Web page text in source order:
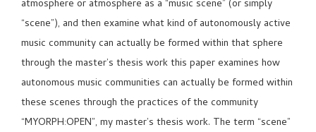
atmosphere or atmosphere as a “music scene” (or simply
“scene”), and then examine what kind of autonomously active
music community can actually be formed within that sphere
through the master’s thesis work this paper examines how
autonomous music communities can actually be formed within
these scenes through the practices of the community
“MYORPH:OPEN”, my master’s thesis work. The term “scene”